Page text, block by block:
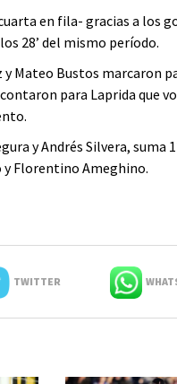
en fila- gracias a los
28’ del mismo período.
Mateo Bustos marcaron
para Laprida que
y Andrés Silvera, suma
y Florentino Ameghino.
TWITTER